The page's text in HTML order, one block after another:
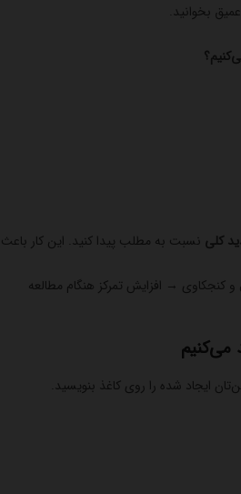
بخوانید.
کلی نسبت به مطلب پیدا کنید. این کار
کنجکاوی → افزایش تمرکز هنگام مطالعه
ایجاد شده را روی کاغذ بنویسید.